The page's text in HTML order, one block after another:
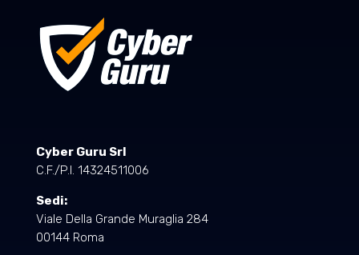
Cyber Guru Srl
C.F./P.I. 14324511006
Sedi:
Viale Della Grande Muraglia 284
00144 Roma